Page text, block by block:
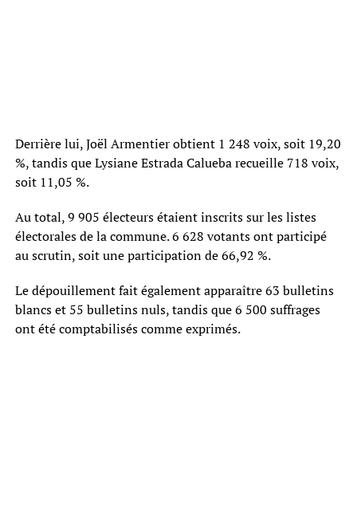
Derrière lui, Joël Armentier obtient 1 248 voix, soit 19,20
%, tandis que Lysiane Estrada Calueba recueille 718 voix,
soit 11,05 %.
Au total, 9 905 électeurs étaient inscrits sur les listes
électorales de la commune. 6 628 votants ont participé
au scrutin, soit une participation de 66,92 %.
Le dépouillement fait également apparaître 63 bulletins
blancs et 55 bulletins nuls, tandis que 6 500 suffrages
ont été comptabilisés comme exprimés.